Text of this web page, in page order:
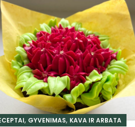
, GYVENIMAS, KAVA IR ARBATA